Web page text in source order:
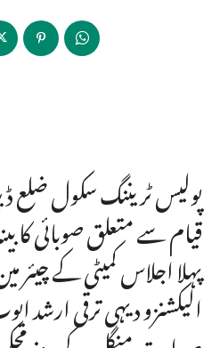
پولیس ٹریننگ سکول
قیام سے متعلق صوبائی
پہلا اجلاس کمیٹی کے چیئر
الیکشنزو دیہی ترقی ارشد